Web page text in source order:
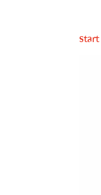
Start